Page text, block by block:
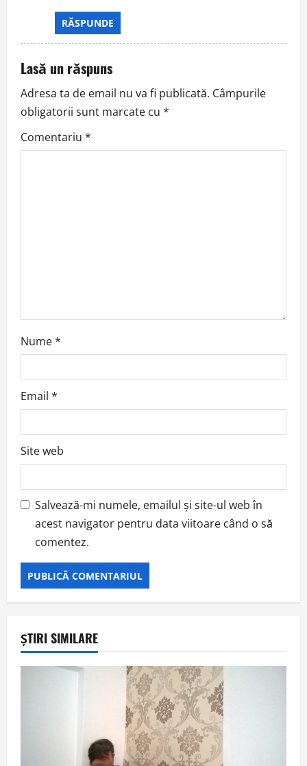
t
i
o
n
RĂSPUNDE
Lasă un răspuns
Adresa ta de email nu va fi publicată. Câmpurile
obligatorii sunt marcate cu *
Comentariu *
Nume*
Email *
Site web
Salvează-mi numele, emailul și site-ul web în
acest navigator pentru data viitoare când o să
comentez.
ȘTIRI SIMILARE